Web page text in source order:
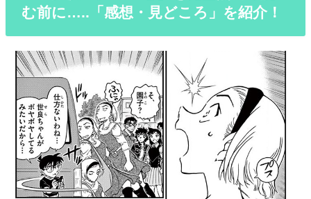
む前に…..「感想・見どころ」を紹介！